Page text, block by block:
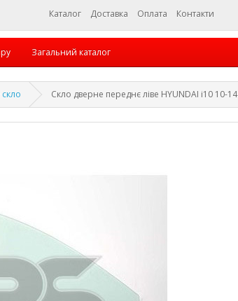
Каталог Доставка Оплата Контакти
Загальний каталог
Скло дверне переднє ліве HYUNDAI i10 10-14